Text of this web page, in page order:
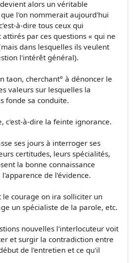
alors un véritable
l'on nommerait aujourd'hui
à-dire tous ceux qui
par ces questions « qui ne
dans lesquelles ils veulent
l'intérêt général).
taon, cherchant° à dénoncer le
valeurs sur lesquelles la
fonde sa conduite.
c'est-à-dire la feinte ignorance.
ses jours à interroger ses
certitudes, leurs spécialités,
la bonne connaissance
de l'évidence.
le courage on ira solliciter un
un spécialiste de la parole, etc.
nouvelles l'interlocuteur voit
et surgir la contradiction entre
de l'entretien et ce qu'il